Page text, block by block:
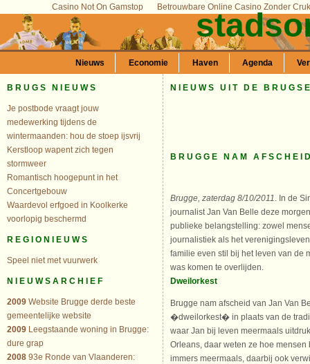
Casino Not On Gamstop Betrouwbare Online Casino Zonder
Nieuws Economie Haven Agenda
BRUGS NIEUWS
Je postbode vraagt jouw
medewerking tijdens de
wintermaanden: hou de stoep ijsvrij
Kerstloop wapent zich tegen
stormweer
Romantisch hoogepunt in het
Concertgebouw
Waardevol erfgoed in Koolkerke
voorlopig beschermd
REGIONIEUWS
Speel niet met vuurwerk
NIEUWSARCHIEF
2009Website Brugge derde beste
gemeentelijke website
2009Leegstaande woning in Brugge:
dure grap
200893e Ronde van Vlaanderen:
NIEUWS UIT DE
BRUGGE NAM
Brugge, zaterdag 8/10/2011. In de
journalist Jan Van Belle deze
publieke belangstelling: zowel
journalistiek als het
familie even stil bij het leven van de
was komen te overlijden.
Dweilorkest
Brugge nam afscheid van Jan Van
�dweilorkest� in plaats van de
waar Jan bij leven meermaals
Orleans, daar weten ze hoe
immers meermaals, daarbij ook